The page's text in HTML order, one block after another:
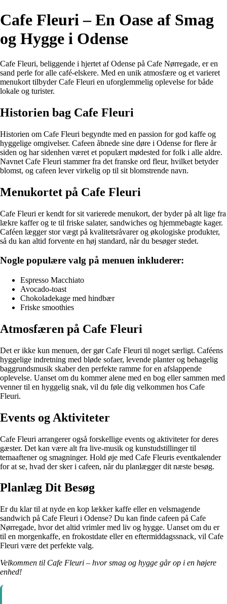
Cafe Fleuri – En Oase af Smag
og Hygge i Odense
Cafe Fleuri, beliggende i hjertet af Odense på Cafe Nørregade, er en
sand perle for alle café-elskere. Med en unik atmosfære og et varieret
menukort tilbyder Cafe Fleuri en uforglemmelig oplevelse for både
lokale og turister.
Historien bag Cafe Fleuri
Historien om Cafe Fleuri begyndte med en passion for god kaffe og
hyggelige omgivelser. Cafeen åbnede sine døre i Odense for flere år
siden og har sidenhen været et populært mødested for folk i alle aldre.
Navnet Cafe Fleuri stammer fra det franske ord fleur, hvilket betyder
blomst, og cafeen lever virkelig op til sit blomstrende navn.
Menukortet på Cafe Fleuri
Cafe Fleuri er kendt for sit varierede menukort, der byder på alt lige fra
lækre kaffer og te til friske salater, sandwiches og hjemmebagte kager.
Caféen lægger stor vægt på kvalitetsråvarer og økologiske produkter,
så du kan altid forvente en høj standard, når du besøger stedet.
Nogle populære valg på menuen inkluderer:
Espresso Macchiato
Avocado-toast
Chokoladekage med hindbær
Friske smoothies
Atmosfæren på Cafe Fleuri
Det er ikke kun menuen, der gør Cafe Fleuri til noget særligt. Caféens
hyggelige indretning med bløde sofaer, levende planter og behagelig
baggrundsmusik skaber den perfekte ramme for en afslappende
oplevelse. Uanset om du kommer alene med en bog eller sammen med
venner til en hyggelig snak, vil du føle dig velkommen hos Cafe
Fleuri.
Events og Aktiviteter
Cafe Fleuri arrangerer også forskellige events og aktiviteter for deres
gæster. Det kan være alt fra live-musik og kunstudstillinger til
temaaftener og smagninger. Hold øje med Cafe Fleuris eventkalender
for at se, hvad der sker i cafeen, når du planlægger dit næste besøg.
Planlæg Dit Besøg
Er du klar til at nyde en kop lækker kaffe eller en velsmagende
sandwich på Cafe Fleuri i Odense? Du kan finde cafeen på Cafe
Nørregade, hvor det altid vrimler med liv og hygge. Uanset om du er
til en morgenkaffe, en frokostdate eller en eftermiddagssnack, vil Cafe
Fleuri være det perfekte valg.
Velkommen til Cafe Fleuri – hvor smag og hygge går op i en højere
enhed!